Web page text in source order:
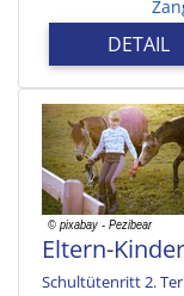
DETAIL
Eltern-
Schultütenritt 2.